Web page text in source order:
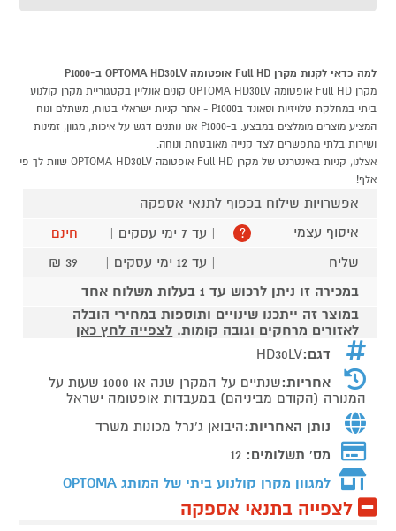
למה כדאי לקנות מקרן Full HD אופטומה OPTOMA HD30LV ב-P1000
מקרן Full HD אופטומה OPTOMA HD30LV קונים אונליין בקטגוריית מקרן קולנוע
ביתי במחלקת טלויזיות וסאונד בP1000 - אתר קניות ישראלי בטוח, משתלם ונוח
המציע מוצרים מומלצים במבצע. ב-P1000 אנו נותנים דגש על איכות, מגוון, זמינות
ושירות בלתי מתפשרים לצד קנייה מאובטחת ונוחה.
אצלנו, קניות באינטרנט של מקרן Full HD אופטומה OPTOMA HD30LV שוות לך פי
אלף!
אפשרויות שילוח בכפוף לתנאי אספקה
איסוף עצמי
? | עד 7 ימי עסקים |
חינם
שליח
| עד 12 ימי עסקים |
39 ₪
במכירה זו ניתן לרכוש עד 1 בעלות משלוח אחד
במוצר זה ייתכנו שינויים ותוספות במחירי הובלה
לאזורים מרחקים וגובה קומות. לצפייה לחץ כאן
דגם:HD30LV
אחריות:
שנתיים על המקרן שנה או 1000 שעות על
המנורה (הקודם מביניהם) במעבדות אופטומה ישראל
נותן האחריות:היבואן ג'נרל מכונות משרד
מס' תשלומים: 12
למגוון מקרן קולנוע ביתי של המותג OPTOMA
לצפייה בתנאי אספקה